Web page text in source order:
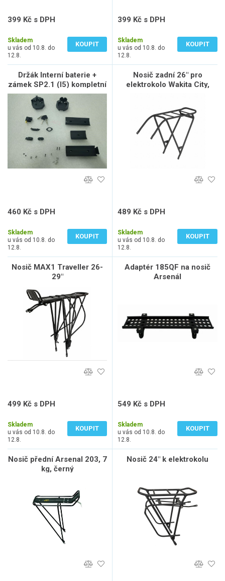
399 Kč s DPH
Skladem
u vás od 10.8. do
12.8.
KOUPIT
399 Kč s DPH
Skladem
u vás od 10.8. do
12.8.
KOUPIT
Držák Interní baterie +
zámek SP2.1 (I5) kompletní
460 Kč s DPH
Skladem
u vás od 10.8. do
12.8.
KOUPIT
Nosič zadní 26" pro
elektrokolo Wakita City,
489 Kč s DPH
Skladem
u vás od 10.8. do
12.8.
KOUPIT
Nosič MAX1 Traveller 26-
29"
499 Kč s DPH
Skladem
u vás od 10.8. do
12.8.
KOUPIT
Adaptér 185QF na nosič
Arsenál
549 Kč s DPH
Skladem
u vás od 10.8. do
12.8.
KOUPIT
Nosič přední Arsenal 203, 7
kg, černý
Nosič 24" k elektrokolu